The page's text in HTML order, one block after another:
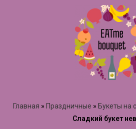
Главная » Праздничные » Букеты на
Сладкий букет